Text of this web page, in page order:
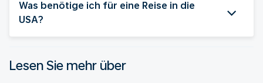
Was benötige ich für eine Reise in die
USA?
Lesen Sie mehr über